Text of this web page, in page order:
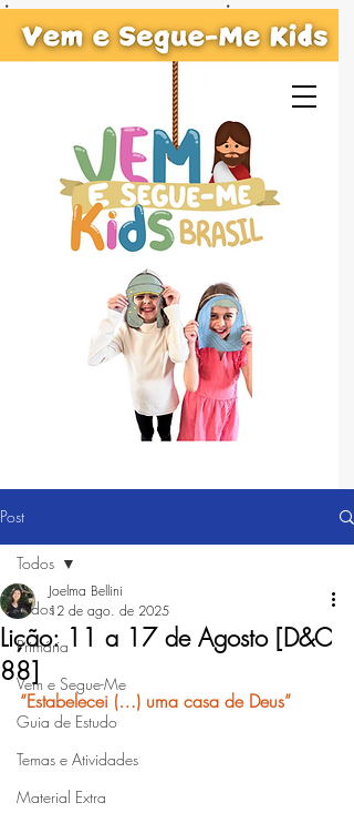
Post
Todos
Primária
Vem e Segue-Me
Guia de Estudo
Temas e Atividades
Material Extra
Todos
Lição: 11 a 17 de Agosto [D&C
88]
Joelma Bellini
12 de ago. de 2025
“Estabelecei (…) uma casa de Deus”